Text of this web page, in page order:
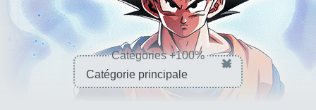
Catégories +100% ×